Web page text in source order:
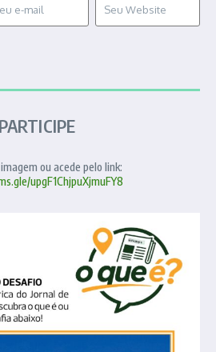
PARTICIPE
imagem ou acede pelo link:
upgF1ChjpuXjmuFY8